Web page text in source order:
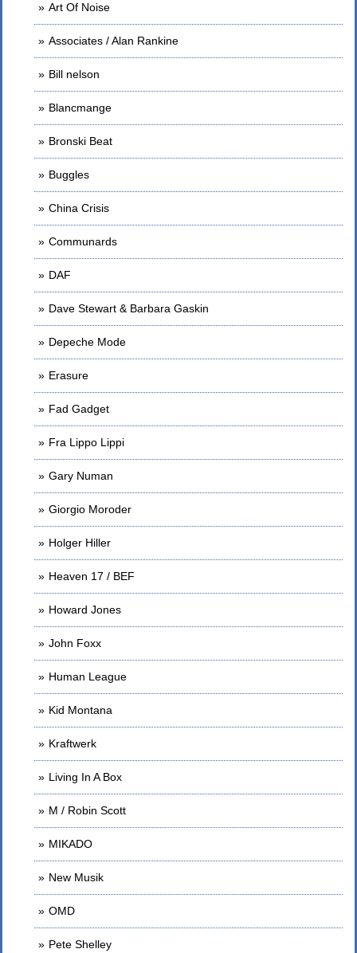
Art Of Noise
Associates / Alan Rankine
Bill nelson
Blancmange
Bronski Beat
Buggles
China Crisis
Communards
DAF
Dave Stewart & Barbara Gaskin
Depeche Mode
Erasure
Fad Gadget
Fra Lippo Lippi
Gary Numan
Giorgio Moroder
Holger Hiller
Heaven 17 / BEF
Howard Jones
John Foxx
Human League
Kid Montana
Kraftwerk
Living In A Box
M / Robin Scott
MIKADO
New Musik
OMD
Pete Shelley